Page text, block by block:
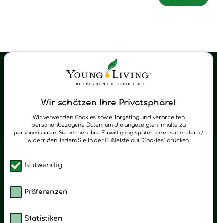
Wir schätzen Ihre Privatsphäre!
Wir verwenden Cookies sowie Targeting und verarbeiten
personenbezogene Daten, um die angezeigten Inhalte zu
personalisieren. Sie können Ihre Einwilligung später jederzeit ändern /
widerrufen, indem Sie in der Fußleiste auf "Cookies" drücken.
Notwendig
Präferenzen
Statistiken
Young Living Shop-Oil Newsletter
zum Newsletter anmelden